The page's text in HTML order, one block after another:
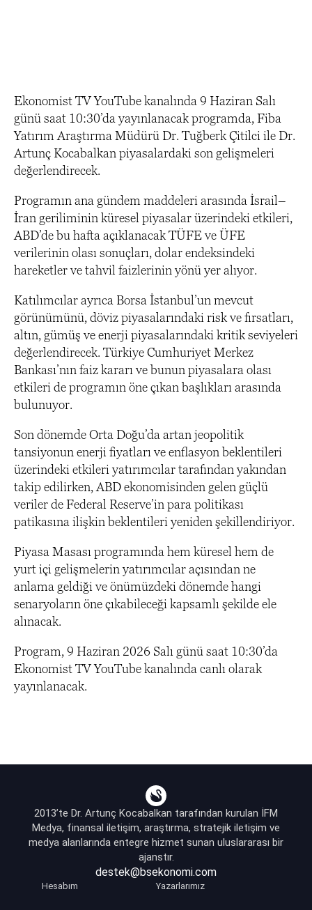
Ekonomist TV YouTube kanalında 9 Haziran Salı
günü saat 10:30’da yayınlanacak programda, Fiba
Yatırım Araştırma Müdürü Dr. Tuğberk Çitilci ile Dr.
Artunç Kocabalkan piyasalardaki son gelişmeleri
değerlendirecek.
Programın ana gündem maddeleri arasında İsrail–
İran geriliminin küresel piyasalar üzerindeki etkileri,
ABD’de bu hafta açıklanacak TÜFE ve ÜFE
verilerinin olası sonuçları, dolar endeksindeki
hareketler ve tahvil faizlerinin yönü yer alıyor.
Katılımcılar ayrıca Borsa İstanbul’un mevcut
görünümünü, döviz piyasalarındaki risk ve fırsatları,
altın, gümüş ve enerji piyasalarındaki kritik seviyeleri
değerlendirecek. Türkiye Cumhuriyet Merkez
Bankası’nın faiz kararı ve bunun piyasalara olası
etkileri de programın öne çıkan başlıkları arasında
bulunuyor.
Son dönemde Orta Doğu’da artan jeopolitik
tansiyonun enerji fiyatları ve enflasyon beklentileri
üzerindeki etkileri yatırımcılar tarafından yakından
takip edilirken, ABD ekonomisinden gelen güçlü
veriler de Federal Reserve’in para politikası
patikasına ilişkin beklentileri yeniden şekillendiriyor.
Piyasa Masası programında hem küresel hem de
yurt içi gelişmelerin yatırımcılar açısından ne
anlama geldiği ve önümüzdeki dönemde hangi
senaryoların öne çıkabileceği kapsamlı şekilde ele
alınacak.
Program, 9 Haziran 2026 Salı günü saat 10:30’da
Ekonomist TV YouTube kanalında canlı olarak
yayınlanacak.
2013’te Dr. Artunç Kocabalkan tarafından kurulan İFM
Medya, finansal iletişim, araştırma, stratejik iletişim ve
medya alanlarında entegre hizmet sunan uluslararası bir
ajanstır.
destek@bsekonomi.com
Hesabım Yazarlarımız